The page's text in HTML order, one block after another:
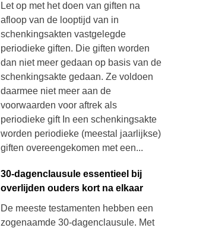
Let op met het doen van giften na
afloop van de looptijd van in
schenkingsakten vastgelegde
periodieke giften. Die giften worden
dan niet meer gedaan op basis van de
schenkingsakte gedaan. Ze voldoen
daarmee niet meer aan de
voorwaarden voor aftrek als
periodieke gift In een schenkingsakte
worden periodieke (meestal jaarlijkse)
giften overeengekomen met een...
30-dagenclausule essentieel bij
overlijden ouders kort na elkaar
De meeste testamenten hebben een
zogenaamde 30-dagenclausule. Met